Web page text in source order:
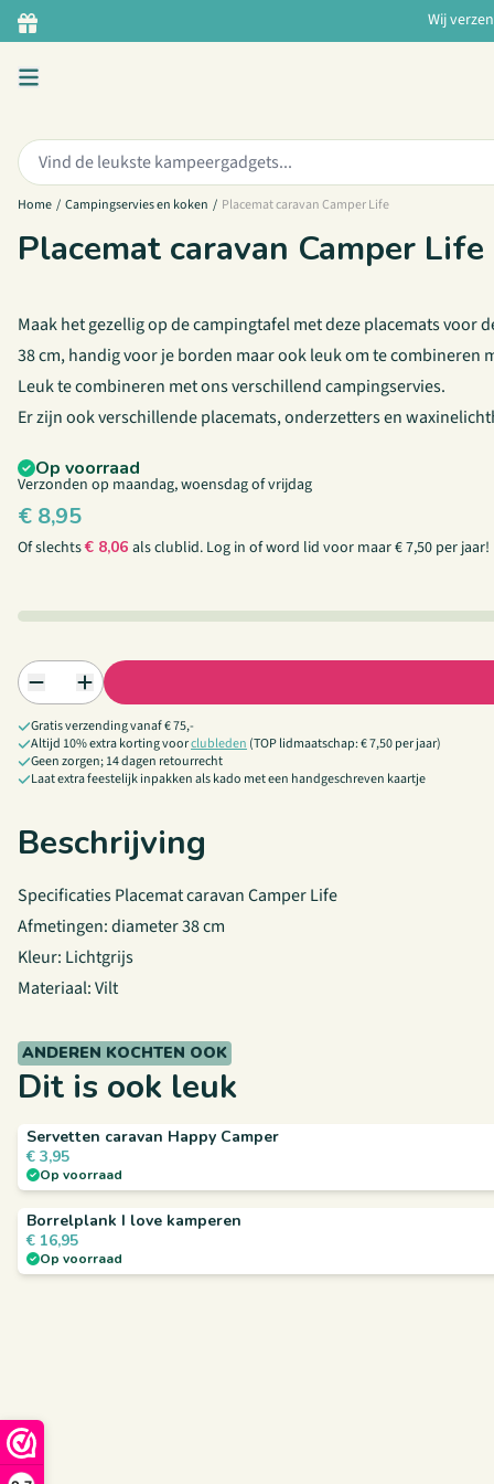
Ga naar de inhoud Wij
Zoeken:
Home / Campingservies en koken / Placemat caravan Camper Life
Placemat caravan Camper Life
Maak het gezellig op de campingtafel met deze placemats voor
38 cm, handig voor je borden maar ook leuk om te
Leuk te combineren met ons verschillend campingservies.
Er zijn ook verschillende placemats,onderzettersen
Op voorraad
Verzonden op maandag, woensdag of vrijdag
€ 8,95
Of slechts€ 8,06 als clublid. Log in ofword lid voor maar € 7,50 per jaar!
Gratis verzending vanaf € 75,-
Altijd 10% extra korting voorclubleden (TOP lidmaatschap: € 7,50 per jaar)
Geen zorgen; 14 dagen retourrecht
Laat extra feestelijk inpakken als kado met een handgeschreven kaartje
Beschrijving
Specificaties Placemat caravan Camper Life
Afmetingen: diameter 38 cm
Kleur: Lichtgrijs
Materiaal: Vilt
ANDEREN KOCHTEN OOK
Dit is ook leuk
Servetten caravan Happy Camper
Op voorraad
€ 3,95
Borrelplank I love kamperen
Op voorraad
€ 16,95